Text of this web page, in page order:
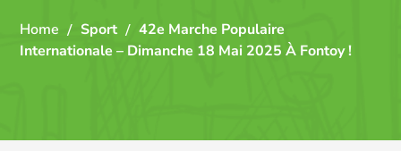
Home Sport
42e Marche Populaire
Internationale – Dimanche 18 Mai 2025 À Fontoy !